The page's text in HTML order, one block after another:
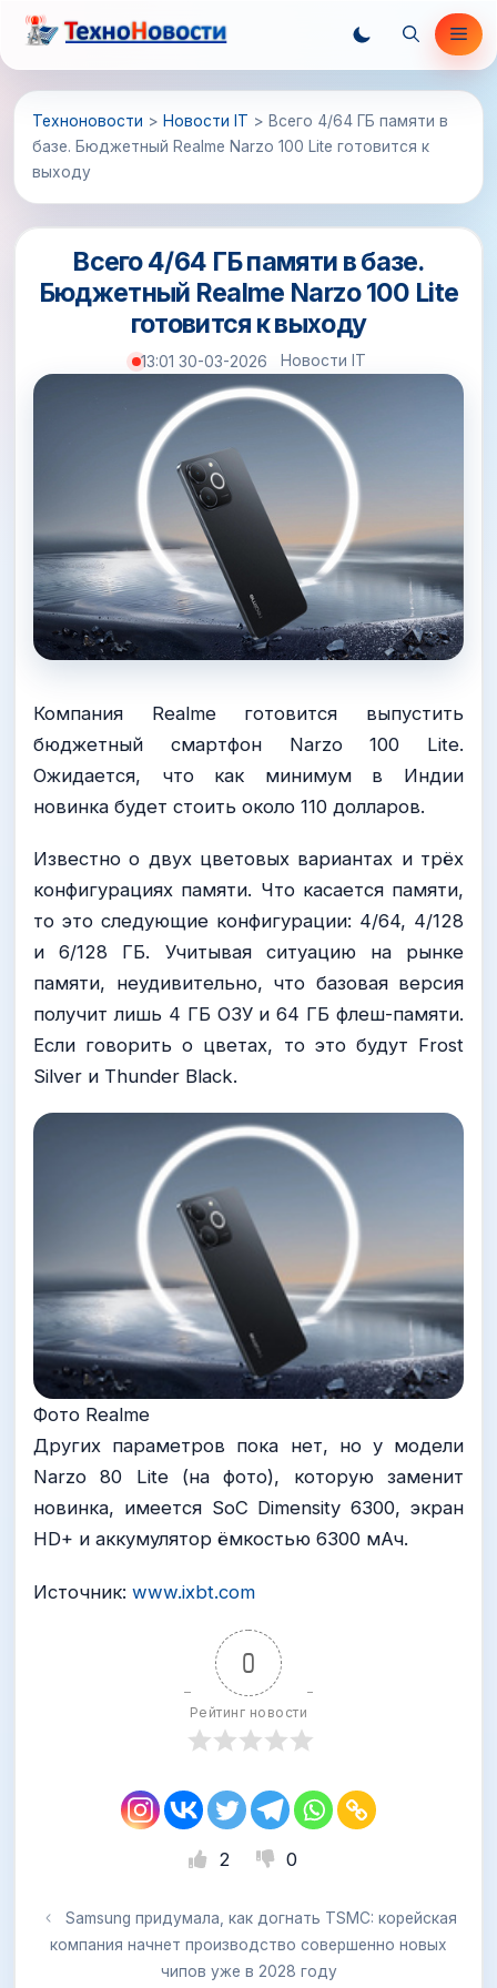
Перейти
содержимому
Техноновости > Новости IT > Всего 4/64 ГБ памяти в
базе. Бюджетный Realme Narzo 100 Lite готовится к
выходу
Всего 4/64 ГБ памяти в базе.
Бюджетный Realme Narzo 100 Lite
готовится к выходу
13:01 30-03-2026 Новости IT
Компания Realme готовится выпустить
бюджетный смартфон Narzo 100 Lite.
Ожидается, что как минимум в Индии
новинка будет стоить около 110 долларов.
Известно о двух цветовых вариантах и трёх
конфигурациях памяти. Что касается памяти,
то это следующие конфигурации: 4/64, 4/128
и 6/128 ГБ. Учитывая ситуацию на рынке
памяти, неудивительно, что базовая версия
получит лишь 4 ГБ ОЗУ и 64 ГБ флеш-памяти.
Если говорить о цветах, то это будут Frost
Silver и Thunder Black.
Фото Realme
Других параметров пока нет, но у модели
Narzo 80 Lite (на фото), которую заменит
новинка, имеется SoC Dimensity 6300, экран
HD+ и аккумулятор ёмкостью 6300 мАч.
Источник: www.ixbt.com
0
Рейтинг новости
2 0
Samsung придумала, как догнать TSMC: корейская
компания начнет производство совершенно новых
чипов уже в 2028 году